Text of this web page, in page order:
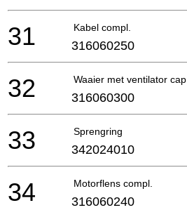
Kabel compl.
31 316060250
Waaier met ventilator cap
32 316060300
Sprengring
33 342024010
Motorflens compl.
34 316060240